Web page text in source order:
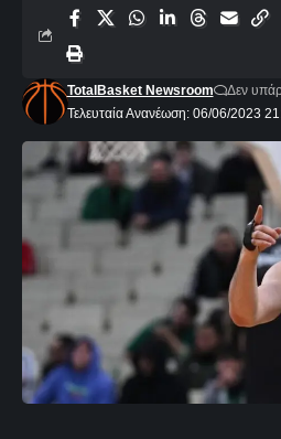
Τελευταία Ανανέωση: 06/06/2023
TotalBasket Newsroom Δεν